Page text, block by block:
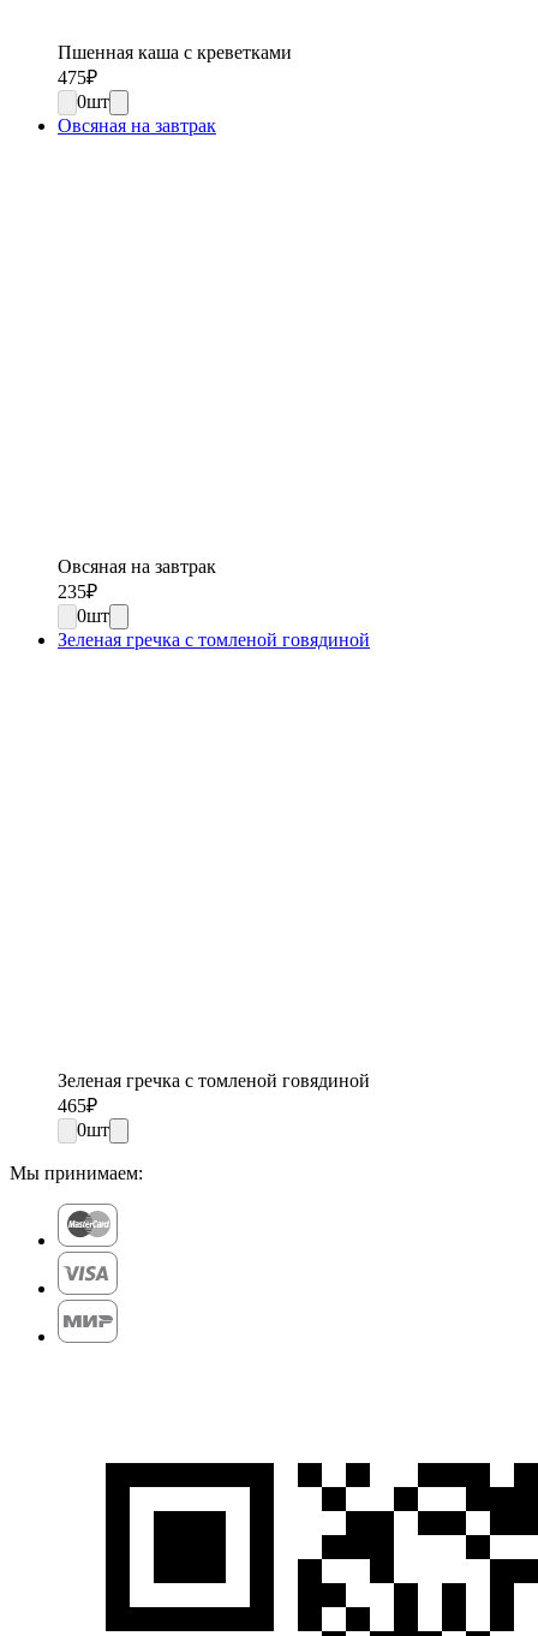
Пшенная каша с креветками
475₽
0шт
Овсяная на завтрак
Овсяная на завтрак
235₽
0шт
Зеленая гречка с томленой говядиной
Зеленая гречка с томленой говядиной
465₽
0шт
Мы принимаем: